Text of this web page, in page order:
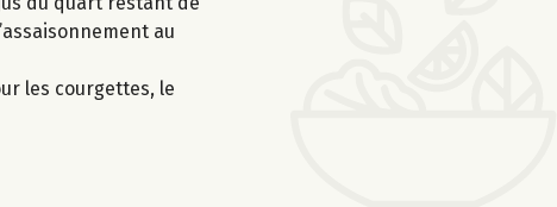
au
les courgettes, le